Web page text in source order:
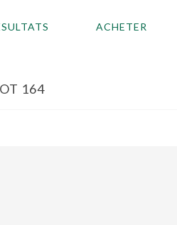
ACHETER
164